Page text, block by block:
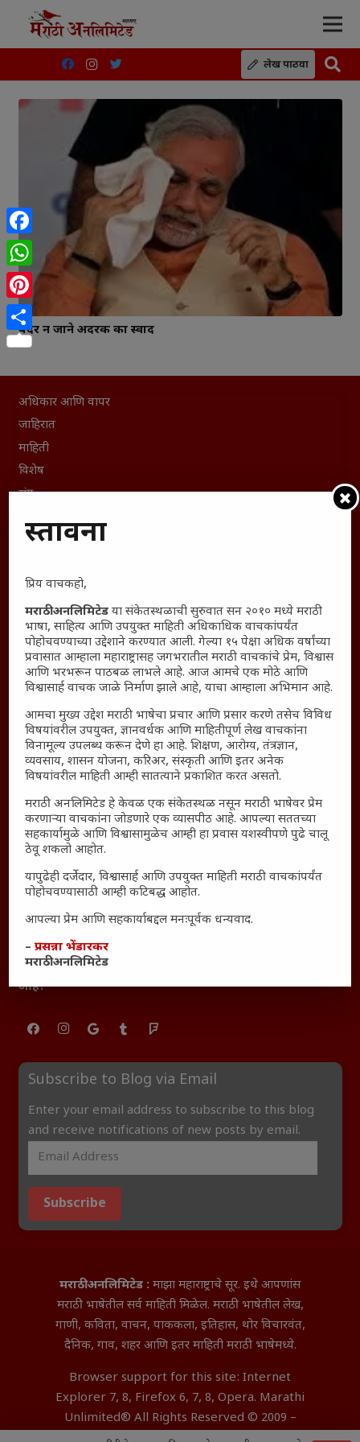
लेख पाठवा
बंदर न जाने अदरक का स्वाद
अधिकार आणि वापर
जाहिरात
माहिती
विशेष
संग्रह
English To Hindi
Polls Archive
Shop Unlimited
Thought For The Day
सामान्य आजारांवर गावठी उपाय – घरच्या घरी मिळवा प्राथमिक
आराम
आजच्या युगातील तरुण पिढी कुठे हरवली?
महाराष्ट्रातील किल्ल्यांचे महत्त्व : स्वराज्याच्या वैभवशाली इतिहासाचे
साक्षीदार
₹370 ची बिर्याणी” आणि हरवत चाललेली संवेदनशीलता : आजच्या
यश आणि आत्मविश्वास: स्वप्नांना वास्तवात बदलण्याची शक्ती
महाराष्ट्रातील बदलत्या हवामानाचा शेतीवर वाढता परिणाम:
शेतकऱ्यांसमोरील नवीन आव्हाने आणि संधी
महाराष्ट्र आणि संपूर्ण भारतातील शेतकऱ्यांना मान्सूनचे महत्त्व
मीडियावर चर्चांना उधाण
सार्वजनिक नोंद: पेमेंट डिफॉल्ट प्रकरण – Kris Ankem [FFME]
धावपळीच्या जीवनात शांततेचा शोध – Meditation का आवश्यक
आहे?
Subscribe to Blog via Email
Enter your email address to subscribe to this blog
and receive notifications of new posts by email.
Subscribe
मराठी अनलिमिटेड : माझा महाराष्ट्राचे सूर. इथे आपणांस
मराठी भाषेतील सर्व माहिती मिळेल. मराठी भाषेतील लेख,
गाणी, कविता, वाचन, पाककला, इतिहास, थोर विचारवंत,
दैनिक, गाव, शहर आणि इतर माहिती मराठी भाषेमध्ये.
Browser support for this site: Internet
Explorer 7, 8, Firefox 6, 7, 8, Opera. Marathi
Unlimited® All Rights Reserved © 2009 –
2026 Aditya InfoTech Nagpur.
Facebook
WhatsApp
Pinterest
Share
प्रस्तावना
प्रिय वाचकहो,
मराठी अनलिमिटेड या संकेतस्थळाची सुरुवात सन २०१० मध्ये मराठी
भाषा, साहित्य आणि उपयुक्त माहिती अधिकाधिक वाचकांपर्यंत
पोहोचवण्याच्या उद्देशाने करण्यात आली. गेल्या १५ पेक्षा अधिक वर्षांच्या
प्रवासात आम्हाला महाराष्ट्रासह जगभरातील मराठी वाचकांचे प्रेम, विश्वास
आणि भरभरून पाठबळ लाभले आहे. आज आमचे एक मोठे आणि
विश्वासार्ह वाचक जाळे निर्माण झाले आहे, याचा आम्हाला अभिमान आहे.
आमचा मुख्य उद्देश मराठी भाषेचा प्रचार आणि प्रसार करणे तसेच विविध
विषयांवरील उपयुक्त, ज्ञानवर्धक आणि माहितीपूर्ण लेख वाचकांना
विनामूल्य उपलब्ध करून देणे हा आहे. शिक्षण, आरोग्य, तंत्रज्ञान,
व्यवसाय, शासन योजना, करिअर, संस्कृती आणि इतर अनेक
विषयांवरील माहिती आम्ही सातत्याने प्रकाशित करत असतो.
मराठी अनलिमिटेड हे केवळ एक संकेतस्थळ नसून मराठी भाषेवर प्रेम
करणाऱ्या वाचकांना जोडणारे एक व्यासपीठ आहे. आपल्या सततच्या
सहकार्यामुळे आणि विश्वासामुळेच आम्ही हा प्रवास यशस्वीपणे पुढे चालू
ठेवू शकलो आहोत.
यापुढेही दर्जेदार, विश्वासार्ह आणि उपयुक्त माहिती मराठी वाचकांपर्यंत
पोहोचवण्यासाठी आम्ही कटिबद्ध आहोत.
आपल्या प्रेम आणि सहकार्याबद्दल मनःपूर्वक धन्यवाद.
–प्रसन्ना भेंडारकर
मराठी अनलिमिटेड